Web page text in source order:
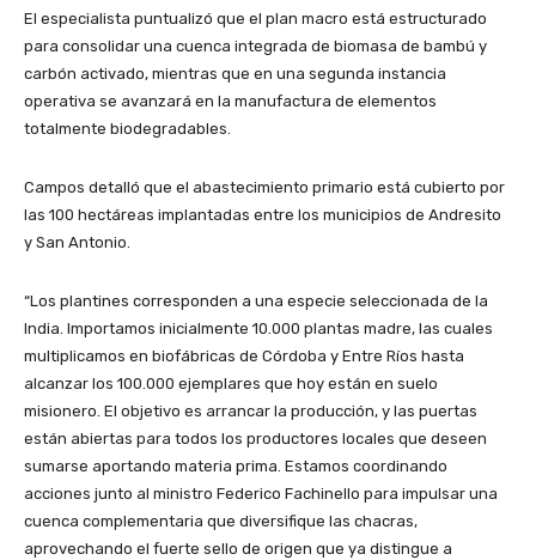
El especialista puntualizó que el plan macro está estructurado
para consolidar una cuenca integrada de biomasa de bambú y
carbón activado, mientras que en una segunda instancia
operativa se avanzará en la manufactura de elementos
totalmente biodegradables.
Campos detalló que el abastecimiento primario está cubierto por
las 100 hectáreas implantadas entre los municipios de Andresito
y San Antonio.
“Los plantines corresponden a una especie seleccionada de la
India. Importamos inicialmente 10.000 plantas madre, las cuales
multiplicamos en biofábricas de Córdoba y Entre Ríos hasta
alcanzar los 100.000 ejemplares que hoy están en suelo
misionero. El objetivo es arrancar la producción, y las puertas
están abiertas para todos los productores locales que deseen
sumarse aportando materia prima. Estamos coordinando
acciones junto al ministro Federico Fachinello para impulsar una
cuenca complementaria que diversifique las chacras,
aprovechando el fuerte sello de origen que ya distingue a